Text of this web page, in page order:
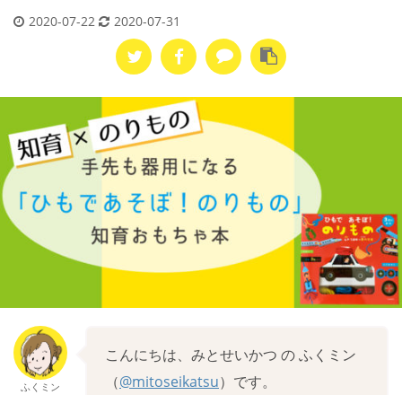
2020-07-22 2020-07-31
ふくミン
こんにちは、みとせいかつ の ふくミン
（@mitoseikatsu）です。